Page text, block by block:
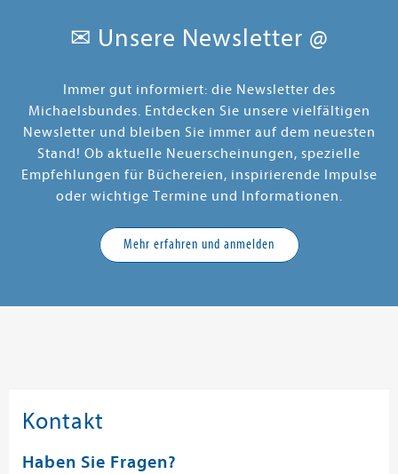
✉ Unsere Newsletter @
Immer gut informiert: die Newsletter des
Michaelsbundes. Entdecken Sie unsere vielfältigen
Newsletter und bleiben Sie immer auf dem neuesten
Stand! Ob aktuelle Neuerscheinungen, spezielle
Empfehlungen für Büchereien, inspirierende Impulse
oder wichtige Termine und Informationen.
Mehr erfahren und anmelden
Kontakt
Haben Sie Fragen?